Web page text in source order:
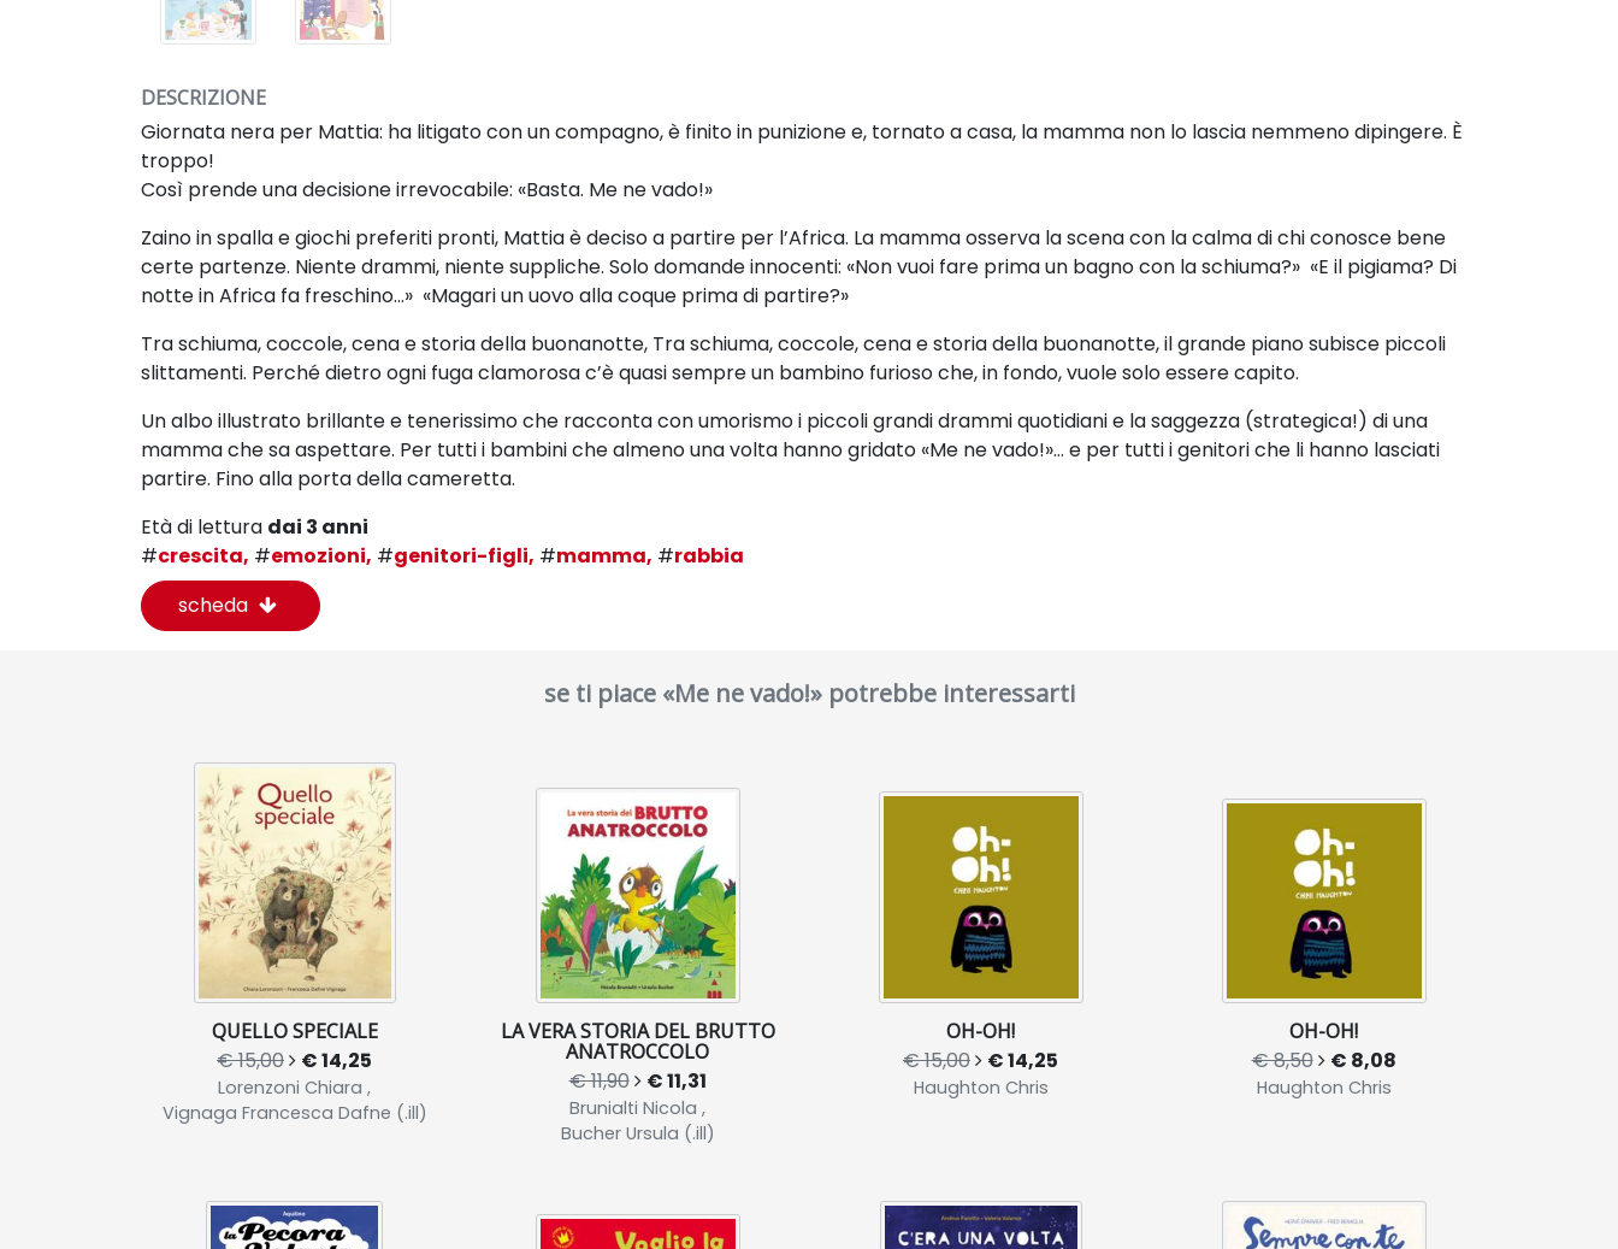
DESCRIZIONE
Giornata nera per Mattia: ha litigato con un compagno, è finito in punizione e, tornato a casa, la mamma non lo lascia nemmeno dipingere. È
troppo!
Così prende una decisione irrevocabile: «Basta. Me ne vado!»
Zaino in spalla e giochi preferiti pronti, Mattia è deciso a partire per l’Africa. La mamma osserva la scenacon la calma di chi conosce bene
certe partenze. Niente drammi, niente suppliche. Solo domande innocenti: «Non vuoi fare prima un bagno con la schiuma?» «E il pigiama? Di
notte in Africa fa freschino…» «Magari un uovo alla coque prima di partire?»
Tra schiuma, coccole, cena e storia della buonanotte, Tra schiuma, coccole, cena e storia della buonanotte, il grande piano subisce piccoli
slittamenti. Perché dietro ogni fuga clamorosa c’è quasi sempre un bambino furioso che, in fondo, vuole solo essere capito.
Un albo illustrato brillante e tenerissimo che racconta con umorismo i piccoli grandi drammi quotidiani e la saggezza (strategica!) di una
mamma che sa aspettare. Per tutti i bambini che almeno una volta hanno gridato «Me ne vado!»… e per tutti i genitori che li hanno lasciati
partire. Fino alla porta della cameretta.
Età di lettura dai 3 anni
#crescita, #emozioni, #genitori-figli, #mamma, #rabbia
scheda
se ti piace «Me ne vado!» potrebbe interessarti
QUELLO SPECIALE
€ 15,00 € 14,25
Lorenzoni Chiara ,
Vignaga Francesca Dafne (.ill)
LA VERA STORIA DEL BRUTTO
ANATROCCOLO
€ 11,90 € 11,31
Brunialti Nicola ,
Bucher Ursula (.ill)
OH-OH!
€ 15,00 € 14,25
Haughton Chris
OH-OH!
€ 8,50 € 8,08
Haughton Chris